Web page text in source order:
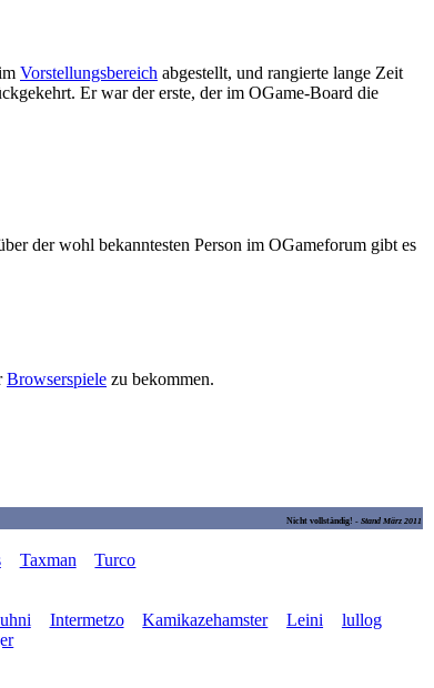
Vorstellungsbereich abgestellt, und rangierte lange Zeit
Er war der erste, der im OGame-Board die
der wohl bekanntesten Person im OGameforum gibt es
Browserspiele zu bekommen.
Nicht vollständig! - Stand März 2011
Taxman Turco
Intermetzo Kamikazehamster Leini
lullog